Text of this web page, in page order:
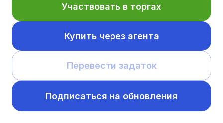
Участвовать в торгах
Купить через агента
Перевести задаток
Подписаться на обновления